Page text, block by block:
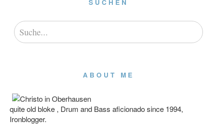
SUCHEN
ABOUT ME
quite old bloke , Drum and Bass aficionado since 1994,
Ironblogger.